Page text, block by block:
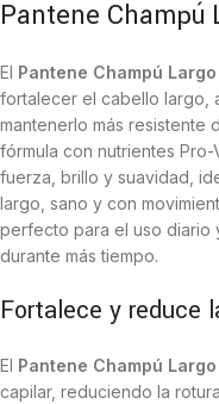
Pantene
El Pantene Champú
fortalecer el cabello largo,
mantenerlo más resistente
fórmula con nutrientes
fuerza, brillo y suavidad,
largo, sano y con
perfecto para el uso diario
durante más tiempo.
Fortalece y reduce
El Pantene Champú
capilar, reduciendo la